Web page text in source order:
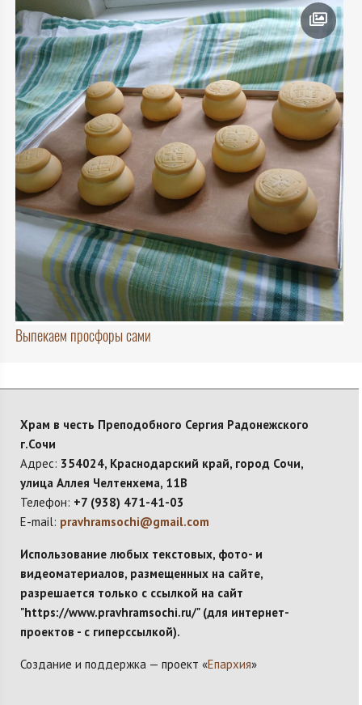
Выпекаем просфоры сами
Храм в честь Преподобного Сергия Радонежского
г.Сочи
Адрес: 354024, Краснодарский край, город Сочи,
улица Аллея Челтенхема, 11В
Телефон: +7 (938) 471-41-03
E-mail: pravhramsochi@gmail.com
Использование любых текстовых, фото- и
видеоматериалов, размещенных на сайте,
разрешается только с ссылкой на сайт
"https://www.pravhramsochi.ru/" (для интернет-
проектов - с гиперссылкой).
Создание и поддержка — проект «Епархия»